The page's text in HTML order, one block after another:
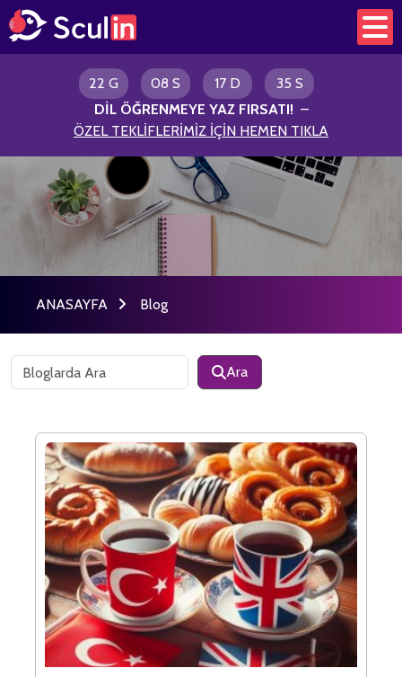
22 G 08 S 17 D
34 S
DİL ÖĞRENMEYE YAZ FIRSATI! –
ÖZEL TEKLİFLERİMİZ İÇİN HEMEN TIKLA
ANASAYFA Blog
Ara